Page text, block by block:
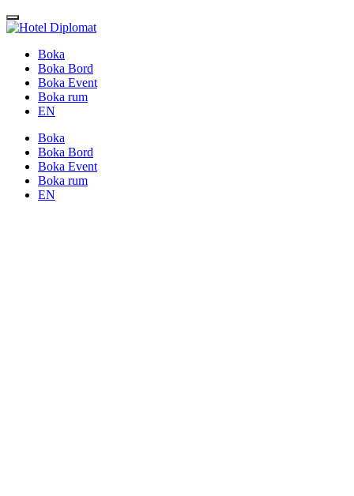
Boka
Boka Bord
Boka Event
Boka rum
EN
Boka
Boka Bord
Boka Event
Boka rum
EN